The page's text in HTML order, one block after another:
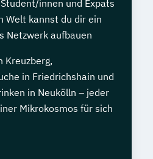
innen und Expats
Welt kannst du dir ein
Netzwerk aufbauen
Kreuzberg,
in Friedrichshain und
in Neukölln – jeder
Mikrokosmos für sich